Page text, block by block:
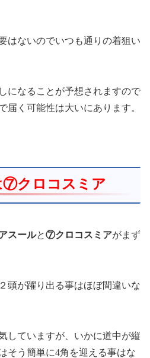
はないのでいつも通りの着狙い
になることが予想されますので
届く可能性は大いにあります。
⑦クロコスミア
スールと⑦クロコスミアがまず
頭が躍り出る事はほぼ間違いな
していますが、いかに道中が縦
そう簡単に4角を迎える事はな